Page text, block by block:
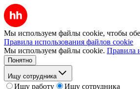
Мы используем файлы cookie, чтобы
Правила использования файлов cookie
Мы используем файлы cookie. Правила
Понятно
Ищу сотрудника
Ищу работу
Ищу сотрудника